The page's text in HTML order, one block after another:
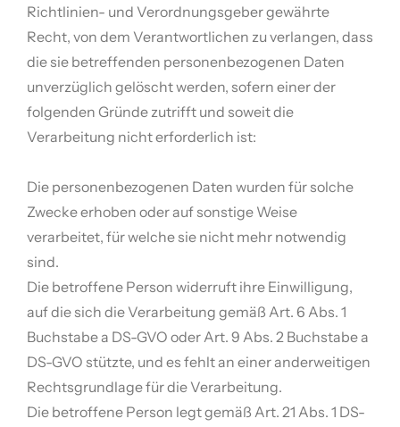
Richtlinien- und Verordnungsgeber gewährte
Recht, von dem Verantwortlichen zu verlangen, dass
die sie betreffenden personenbezogenen Daten
unverzüglich gelöscht werden, sofern einer der
folgenden Gründe zutrifft und soweit die
Verarbeitung nicht erforderlich ist:
Die personenbezogenen Daten wurden für solche
Zwecke erhoben oder auf sonstige Weise
verarbeitet, für welche sie nicht mehr notwendig
sind.
Die betroffene Person widerruft ihre Einwilligung,
auf die sich die Verarbeitung gemäß Art. 6 Abs. 1
Buchstabe a DS-GVO oder Art. 9 Abs. 2 Buchstabe a
DS-GVO stützte, und es fehlt an einer anderweitigen
Rechtsgrundlage für die Verarbeitung.
Die betroffene Person legt gemäß Art. 21 Abs. 1 DS-